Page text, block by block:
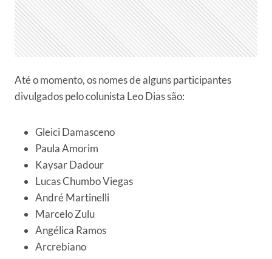
Até o momento, os nomes de alguns participantes
divulgados pelo colunista Leo Dias são:
Gleici Damasceno
Paula Amorim
Kaysar Dadour
Lucas Chumbo Viegas
André Martinelli
Marcelo Zulu
Angélica Ramos
Arcrebiano